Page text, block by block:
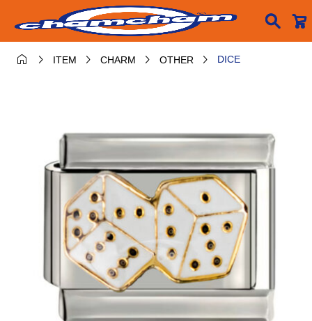

  ITEM  CHARM  OTHER  DICE